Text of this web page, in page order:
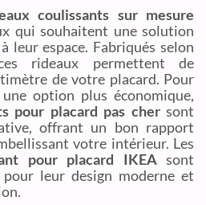
coulissants sur mesure
qui souhaitent une solution
leur espace. Fabriqués selon
rideaux permettent de
de votre placard. Pour
option plus économique,
pour placard pas chersont
offrant un bon rapport
votre intérieur. Les
pour placard IKEAsont
leur design moderne et